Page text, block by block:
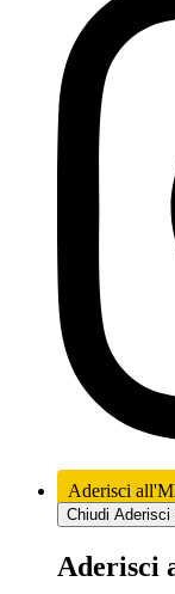
Aderisci
Chiudi Aderisci
Aderisci